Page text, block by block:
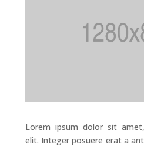
Lorem ipsum dolor sit
elit. Integer posuere erat a